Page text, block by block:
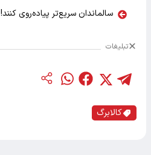
سالماندان سریع‌تر پیاده‌روی کنند!
تبلیغات
کالابرگ